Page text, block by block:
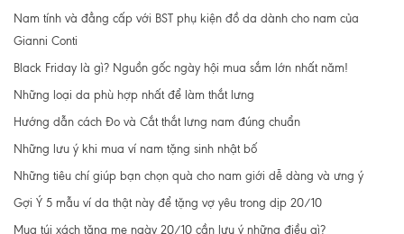
Nam tính và đẳng cấp với BST phụ kiện đồ da dành cho nam của
Gianni Conti
Black Friday là gì? Nguồn gốc ngày hội mua sắm lớn nhất năm!
Những loại da phù hợp nhất để làm thắt lưng
Hướng dẫn cách Đo và Cắt thắt lưng nam đúng chuẩn
Những lưu ý khi mua ví nam tặng sinh nhật bố
Những tiêu chí giúp bạn chọn quà cho nam giới dễ dàng và ưng ý
Gợi Ý 5 mẫu ví da thật này để tặng vợ yêu trong dịp 20/10
Mua túi xách tặng mẹ ngày 20/10 cần lưu ý những điều gì?